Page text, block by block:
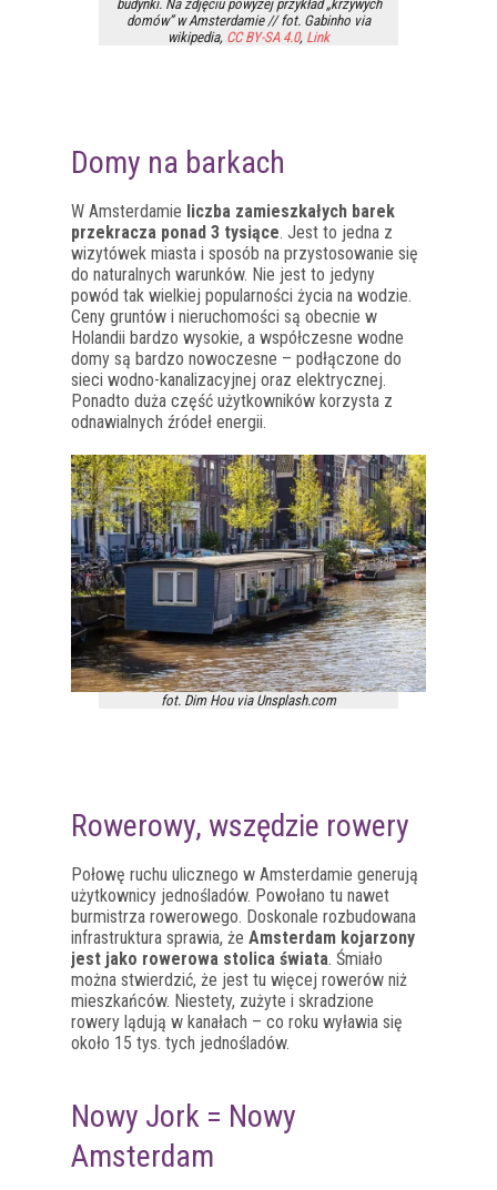
budynki. Na zdjęciu powyżej przykład „krzywych
domów” w Amsterdamie // fot. Gabinho via
wikipedia, CC BY-SA 4.0, Link
Domy na barkach
W Amsterdamie liczba zamieszkałych barek
przekracza ponad 3 tysiące. Jest to jedna z
wizytówek miasta i sposób na przystosowanie się
do naturalnych warunków. Nie jest to jedyny
powód tak wielkiej popularności życia na wodzie.
Ceny gruntów i nieruchomości są obecnie w
Holandii bardzo wysokie, a współczesne wodne
domy są bardzo nowoczesne – podłączone do
sieci wodno-kanalizacyjnej oraz elektrycznej.
Ponadto duża część użytkowników korzysta z
odnawialnych źródeł energii.
fot. Dim Hou via Unsplash.com
Rowerowy, wszędzie rowery
Połowę ruchu ulicznego w Amsterdamie generują
użytkownicy jednośladów. Powołano tu nawet
burmistrza rowerowego. Doskonale rozbudowana
infrastruktura sprawia, że Amsterdam kojarzony
jest jako rowerowa stolica świata. Śmiało
można stwierdzić, że jest tu więcej rowerów niż
mieszkańców. Niestety, zużyte i skradzione
rowery lądują w kanałach – co roku wyławia się
około 15 tys. tych jednośladów.
Nowy Jork = Nowy
Amsterdam